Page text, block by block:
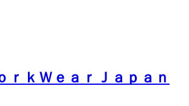
ｒｋＷｅａｒＪａｐａｎ